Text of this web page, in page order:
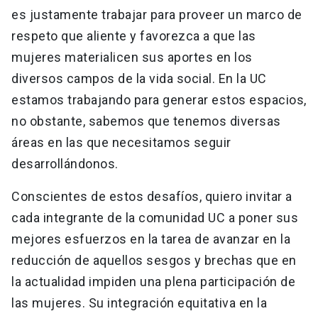
es justamente trabajar para proveer un marco de
respeto que aliente y favorezca a que las
mujeres materialicen sus aportes en los
diversos campos de la vida social. En la UC
estamos trabajando para generar estos espacios,
no obstante, sabemos que tenemos diversas
áreas en las que necesitamos seguir
desarrollándonos.
Conscientes de estos desafíos, quiero invitar a
cada integrante de la comunidad UC a poner sus
mejores esfuerzos en la tarea de avanzar en la
reducción de aquellos sesgos y brechas que en
la actualidad impiden una plena participación de
las mujeres. Su integración equitativa en la